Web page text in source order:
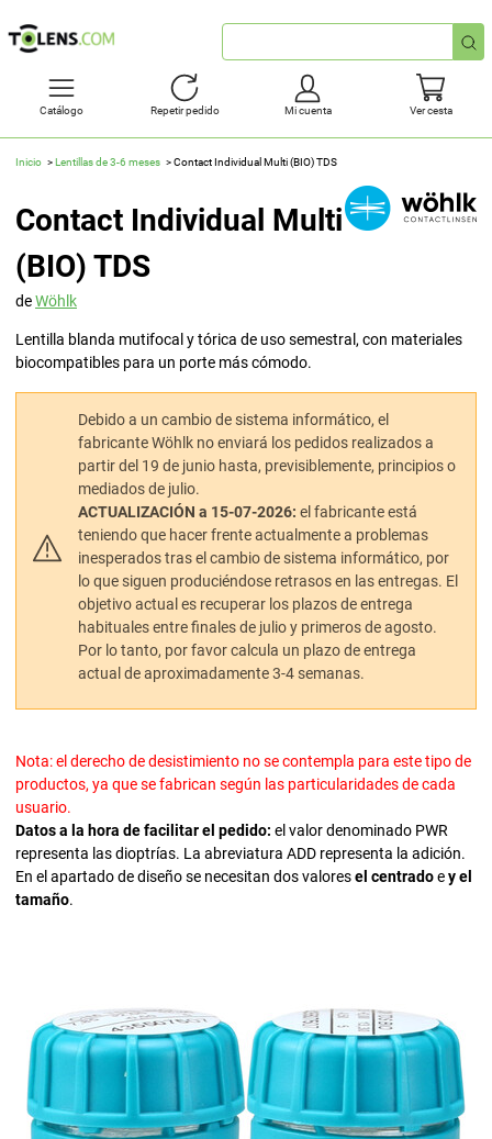
Búsqueda
rápida
Catálogo Repetir pedido Mi cuenta Ver cesta
Inicio Lentillas de 3-6 meses Contact Individual Multi (BIO) TDS
Contact Individual Multi
(BIO) TDS
deWöhlk
Lentilla blanda mutifocal y tórica de uso semestral, con materiales
biocompatibles para un porte más cómodo.
Debido a un cambio de sistema informático, el
fabricante Wöhlk no enviará los pedidos realizados a
partir del 19 de junio hasta, previsiblemente, principios o
mediados de julio.
ACTUALIZACIÓN a 15-07-2026: el fabricante está
teniendo que hacer frente actualmente a problemas
inesperados tras el cambio de sistema informático, por
lo que siguen produciéndose retrasos en las entregas. El
objetivo actual es recuperar los plazos de entrega
habituales entre finales de julio y primeros de agosto.
Por lo tanto, por favor calcula un plazo de entrega
actual de aproximadamente 3-4 semanas.
Nota: el derecho de desistimiento no se contempla para este tipo de
productos, ya que se fabrican según las particularidades de cada
usuario.
Datos a la hora de facilitar el pedido: el valor denominado PWR
representa las dioptrías. La abreviatura ADD representa la adición.
En el apartado de diseño se necesitan dos valoresel centradoey el
tamaño.